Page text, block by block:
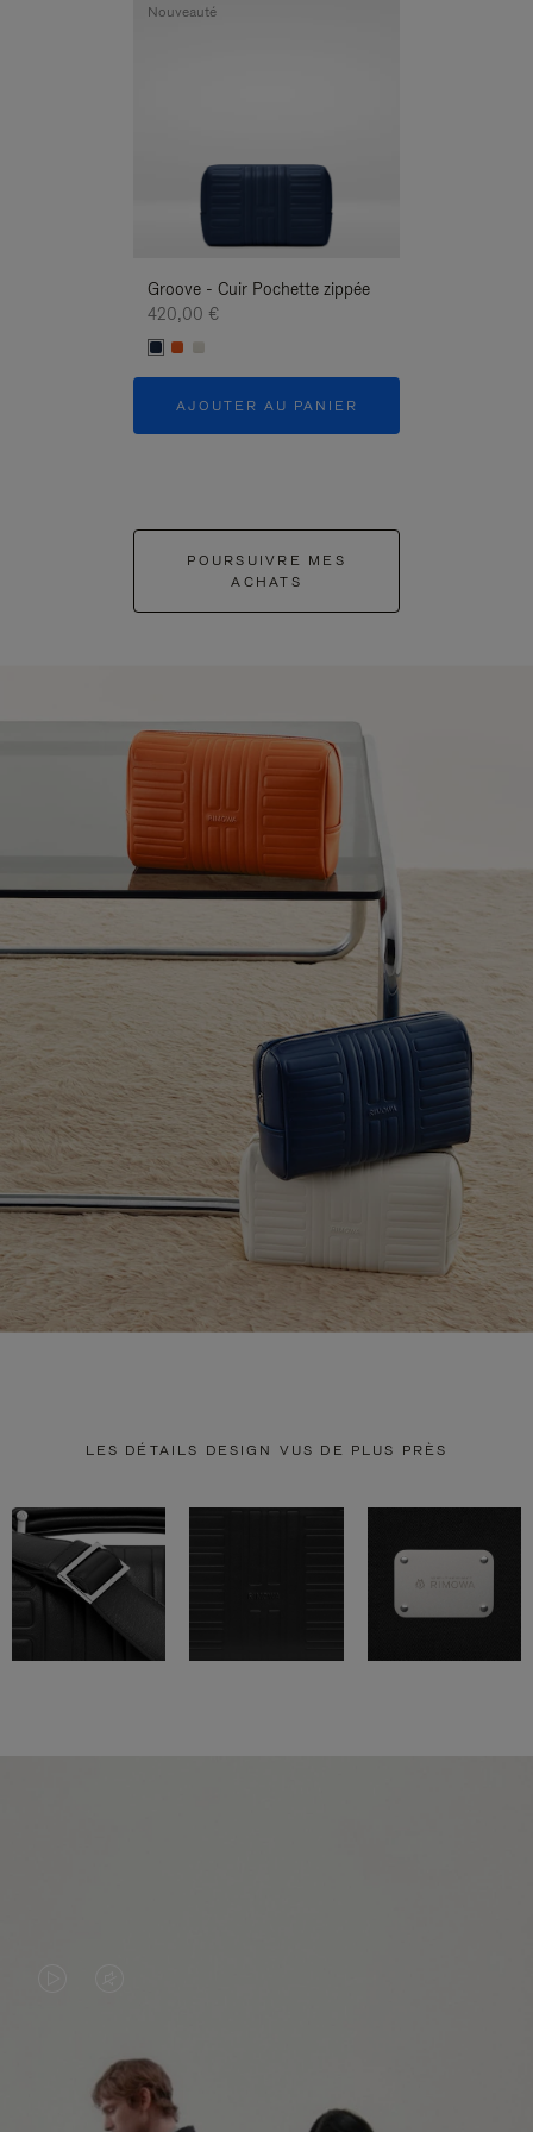
Groove - Cuir Pochette zippée
420,00 €
AJOUTER AU PANIER
Nouveauté
POURSUIVRE MES
ACHATS
LES DÉTAILS DESIGN VUS DE PLUS PRÈS
N'EST
DE